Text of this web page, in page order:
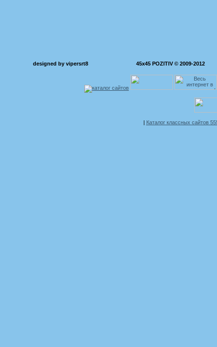
designed by vipersrt8 45x45 POZITIV © 2009-2012
Каталог классных сайтов